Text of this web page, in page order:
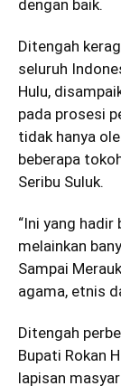
dengan baik.
Ditengah
seluruh
Hulu,
pada prosesi
tidak hanya
beberapa
Seribu Suluk.
“Ini yang hadir
melainkan
Sampai
agama, etnis
Ditengah
Bupati Rokan
lapisan